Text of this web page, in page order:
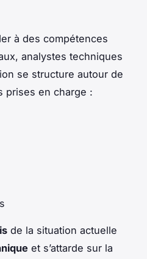
à des compétences
analystes techniques
se structure autour de
prises en charge :
de la situation actuelle
et s’attarde sur la